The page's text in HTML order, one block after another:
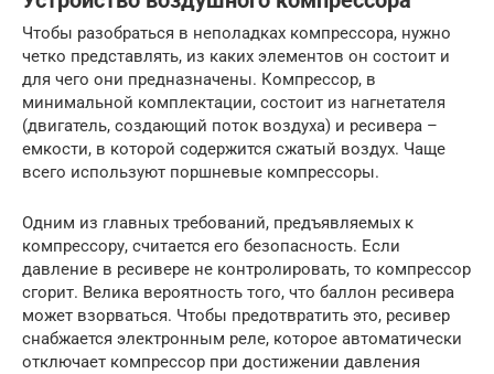
Чтобы разобраться в неполадках компрессора, нужно
четко представлять, из каких элементов он состоит и
для чего они предназначены. Компрессор, в
минимальной комплектации, состоит из нагнетателя
(двигатель, создающий поток воздуха) и ресивера –
емкости, в которой содержится сжатый воздух. Чаще
всего используют поршневые компрессоры.
Одним из главных требований, предъявляемых к
компрессору, считается его безопасность. Если
давление в ресивере не контролировать, то компрессор
сгорит. Велика вероятность того, что баллон ресивера
может взорваться. Чтобы предотвратить это, ресивер
снабжается электронным реле, которое автоматически
отключает компрессор при достижении давления